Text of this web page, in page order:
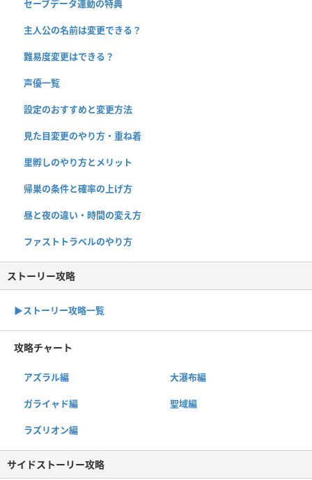
セーブデータ連動の特典
主人公の名前は変更できる？
難易度変更はできる？
声優一覧
設定のおすすめと変更方法
見た目変更のやり方・重ね着
里孵しのやり方とメリット
帰巣の条件と確率の上げ方
昼と夜の違い・時間の変え方
ファストトラベルのやり方
ストーリー攻略
▶︎ストーリー攻略一覧
攻略チャート
アズラル編 大瀑布編
ガライャド編 聖域編
ラズリオン編
サイドストーリー攻略